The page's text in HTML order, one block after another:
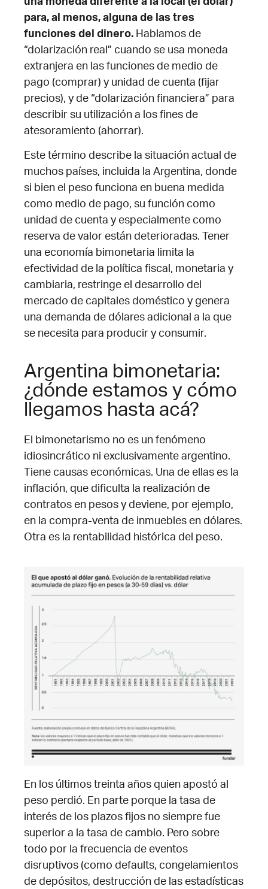
una moneda diferente a la local (el dólar)
para, al menos, alguna de las tres
funciones del dinero. Hablamos de
“dolarización real” cuando se usa moneda
extranjera en las funciones de medio de
pago (comprar) y unidad de cuenta (fijar
precios), y de “dolarización financiera” para
describir su utilización a los fines de
atesoramiento (ahorrar).
Este término describe la situación actual de
muchos países, incluida la Argentina, donde
si bien el peso funciona en buena medida
como medio de pago, su función como
unidad de cuenta y especialmente como
reserva de valor están deterioradas. Tener
una economía bimonetaria limita la
efectividad de la política fiscal, monetaria y
cambiaria, restringe el desarrollo del
mercado de capitales doméstico y genera
una demanda de dólares adicional a la que
se necesita para producir y consumir.
Argentina bimonetaria:
¿dónde estamos y cómo
llegamos hasta acá?
El bimonetarismo no es un fenómeno
idiosincrático ni exclusivamente argentino.
Tiene causas económicas. Una de ellas es la
inflación, que dificulta la realización de
contratos en pesos y deviene, por ejemplo,
en la compra-venta de inmuebles en dólares.
Otra es la rentabilidad histórica del peso.
En los últimos treinta años quien apostó al
peso perdió. En parte porque la tasa de
interés de los plazos fijos no siempre fue
superior a la tasa de cambio. Pero sobre
todo por la frecuencia de eventos
disruptivos (como defaults, congelamientos
de depósitos, destrucción de las estadísticas